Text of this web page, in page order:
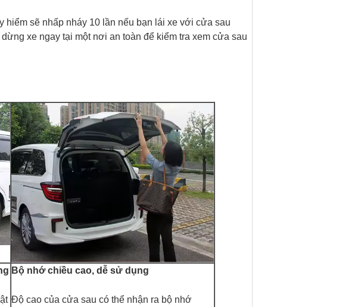
hiểm sẽ nhấp nháy 10 lần nếu bạn lái xe với cửa sau
xe ngay tại một nơi an toàn để kiểm tra xem cửa sau
Bộ nhớ chiều cao, dễ sử dụng
Độ cao của cửa sau có thể nhận ra bộ nhớ